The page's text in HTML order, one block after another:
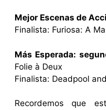
Mejor Escenas de
Finalista: Furiosa: A
Más Esperada:
Folie à Deux
Finalista: Deadpool
Recordemos que